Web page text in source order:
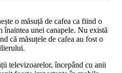
o măsuță de cafea ca fiind o
înaintea unei canapele. Nu există
că măsuțele de cafea au fost o
televizoarelor, începând cu anii